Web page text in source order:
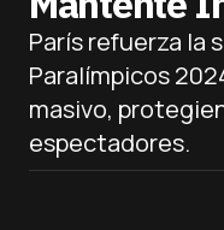
París refuerza la
Paralímpicos
masivo,
espectadores.